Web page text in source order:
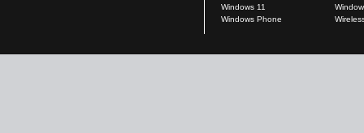
Windows 11
Windows Phone